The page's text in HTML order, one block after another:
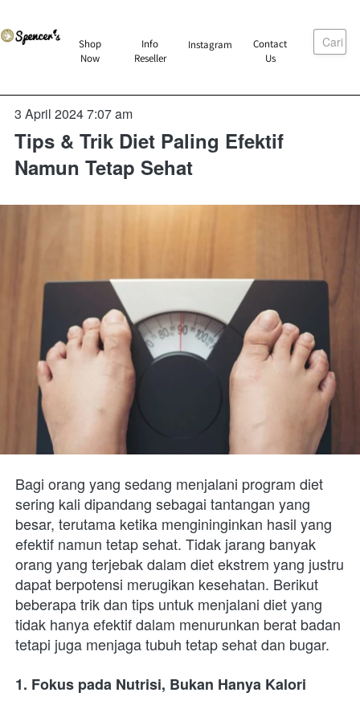
`
Shop
Now
` Info
Reseller
`Instagram `
Contact
Us
Cari
3 April 2024 7:07 am
Tips & Trik Diet Paling Efektif
Namun Tetap Sehat
Bagi orang yang sedang menjalani program diet
sering kali dipandang sebagai tantangan yang
besar, terutama ketika mengininginkan hasil yang
efektif namun tetap sehat. Tidak jarang banyak
orang yang terjebak dalam diet ekstrem yang justru
dapat berpotensi merugikan kesehatan. Berikut
beberapa trik dan tips untuk menjalani diet yang
tidak hanya efektif dalam menurunkan berat badan
tetapi juga menjaga tubuh tetap sehat dan bugar.
1. Fokus pada Nutrisi, Bukan Hanya Kalori